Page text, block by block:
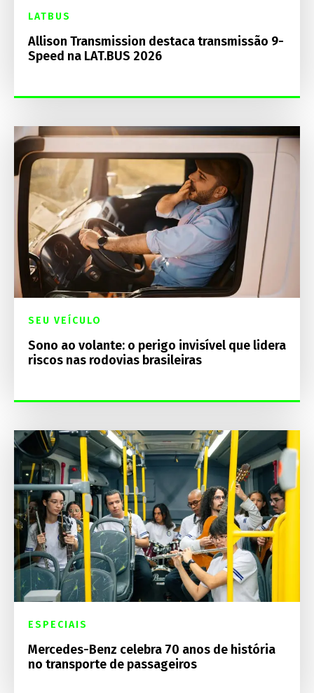
LATBUS
Allison Transmission destaca transmissão 9-
Speed na LAT.BUS 2026
SEU VEÍCULO
Sono ao volante: o perigo invisível que lidera
riscos nas rodovias brasileiras
ESPECIAIS
Mercedes-Benz celebra 70 anos de história
no transporte de passageiros